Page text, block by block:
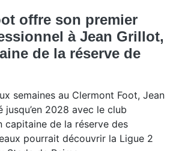
offre son premier
à Jean Grillot,
de la réserve de
semaines au Clermont Foot, Jean
jusqu’en 2028 avec le club
capitaine de la réserve des
pourrait découvrir la Ligue 2